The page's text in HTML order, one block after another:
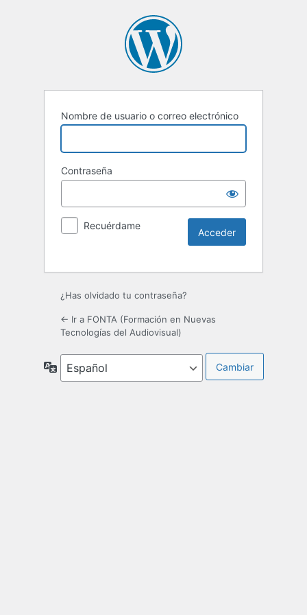
Nombre de usuario o correo electrónico
Contraseña
Recuérdame
¿Has olvidado tu contraseña?
← Ir a FONTA (Formación en Nuevas
Tecnologías del Audiovisual)
Idioma